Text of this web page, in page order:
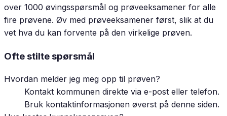
over 1000 øvingsspørsmål og prøveeksamener for alle
fire prøvene. Øv med prøveeksamener først, slik at du
vet hva du kan forvente på den virkelige prøven.
Ofte stilte spørsmål
Hvordan melder jeg meg opp til prøven?
Kontakt kommunen direkte via e-post eller telefon.
Bruk kontaktinformasjonen øverst på denne siden.